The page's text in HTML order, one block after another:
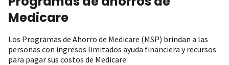
Medicare
Los Programas de Ahorro de Medicare (MSP) brindan a las
personas con ingresos limitados ayuda financiera y recursos
para pagar sus costos de Medicare.